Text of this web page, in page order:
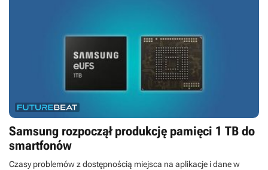
Samsung rozpoczął produkcję pamięci 1 TB do
smartfonów
Czasy problemów z dostępnością miejsca na aplikacje i dane w